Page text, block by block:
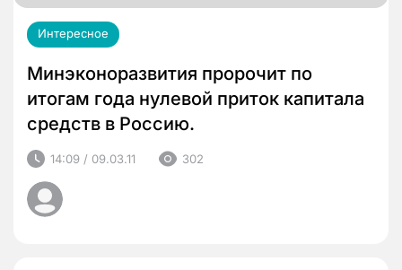
Интересное
Минэконоразвития пророчит по
итогам года нулевой приток капитала
средств в Россию.
14:09 / 09.03.11 302